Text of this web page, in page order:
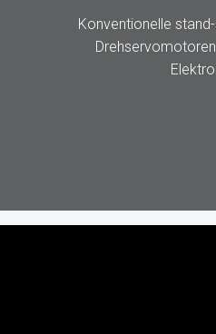
Konventionelle